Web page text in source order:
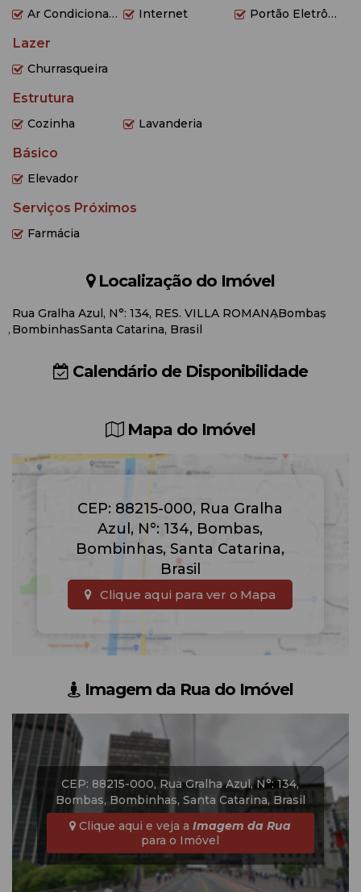
Ar Condicionado Internet Portão Eletrônico
Lazer
Churrasqueira
Estrutura
Cozinha Lavanderia
Básico
Elevador
Serviços Próximos
Farmácia
Localização do Imóvel
Rua Gralha Azul, N°: 134, RES. VILLA ROMANABombas
BombinhasSanta Catarina, Brasil
Calendário de Disponibilidade
Mapa do Imóvel
CEP: 88215-000, Rua Gralha
Azul , N°: 134, Bombas,
Bombinhas, Santa Catarina,
Brasil
Clique aqui para ver o Mapa
Imagem da Rua do Imóvel
CEP: 88215-000, Rua Gralha Azul,N°: 134,
Bombas, Bombinhas, Santa Catarina, Brasil
Clique aqui e veja aImagem da Rua
para o Imóvel